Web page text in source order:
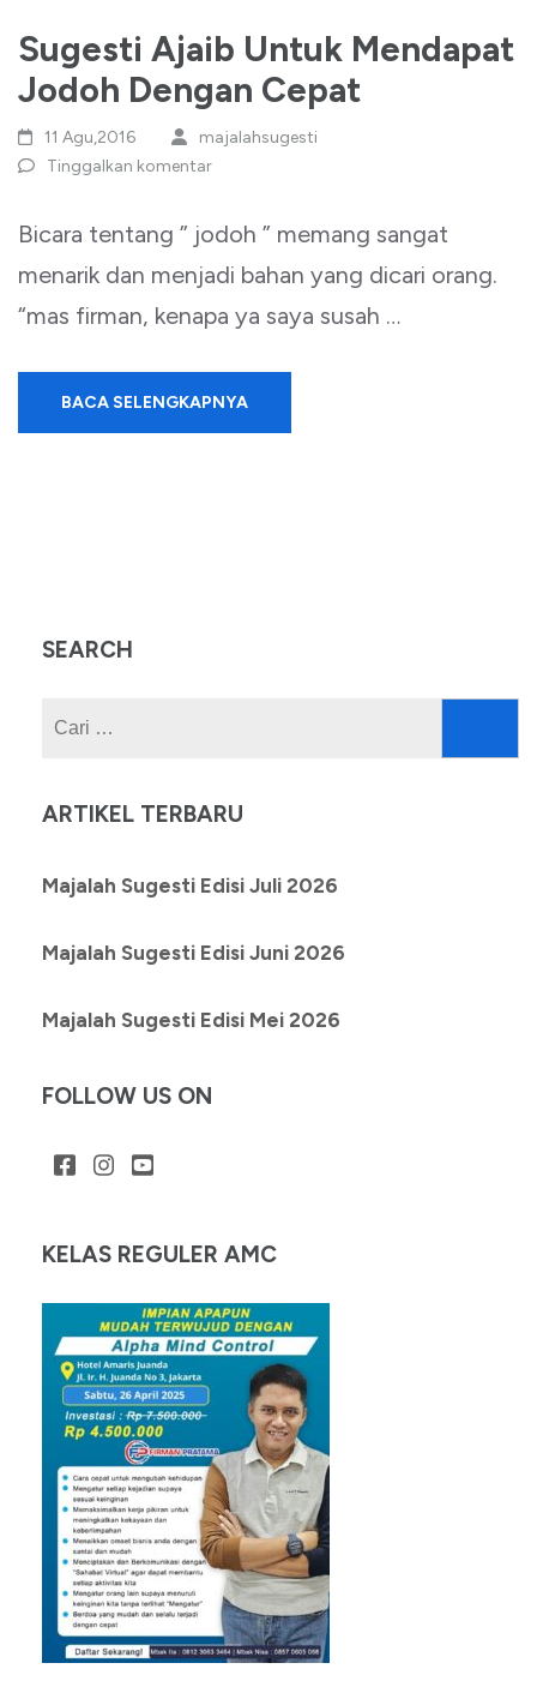
Sugesti Ajaib Untuk Mendapat
Jodoh Dengan Cepat
11 Agu,2016
majalahsugesti
Tinggalkan komentar
Bicara tentang ” jodoh ” memang sangat
menarik dan menjadi bahan yang dicari orang.
“mas firman, kenapa ya saya susah …
BACA SELENGKAPNYA
SEARCH
ARTIKEL TERBARU
Majalah Sugesti Edisi Juli 2026
Majalah Sugesti Edisi Juni 2026
Majalah Sugesti Edisi Mei 2026
FOLLOW US ON
KELAS REGULER AMC